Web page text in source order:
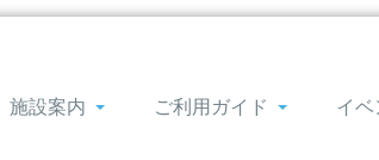
施設案内 ご利用ガイド イベ